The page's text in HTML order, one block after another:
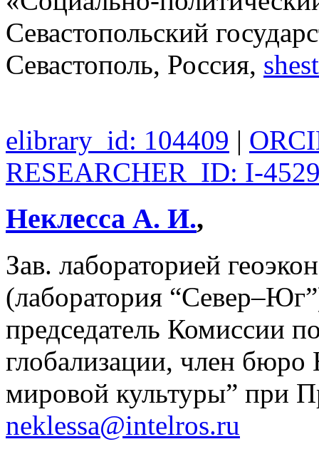
Севастопольский
Севастополь, Россия,
elibrary_id: 104409 |
RESEARCHER_ID: I-
Неклесса А. И.,
Зав. лабораторией
(лаборатория
председатель Комиссии
глобализации, член бюро
мировой культуры” при
neklessa@intelros.ru